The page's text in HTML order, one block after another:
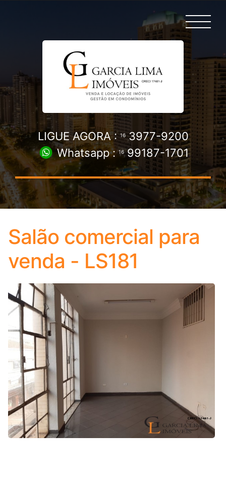
LIGUE AGORA :163977-9200
Whatsapp :1699187-1701
Salão comercial para
venda - LS181